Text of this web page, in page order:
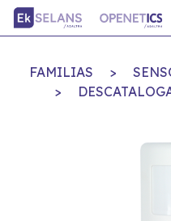
FAMILIAS >
>